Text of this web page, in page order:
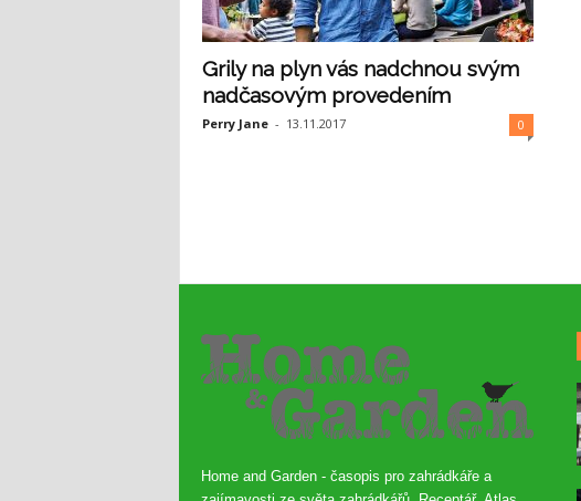
Grily na plyn vás nadchnou svým
nadčasovým provedením
Perry Jane - 13.11.2017 0
Home and Garden - časopis pro zahrádkáře a